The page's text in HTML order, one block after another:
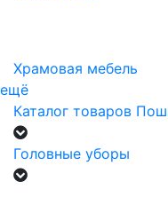
Храмовая мебель
ещё
Каталог товаров
Головные уборы